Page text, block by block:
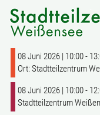
08 Juni 2026 | 10:00 -
Ort: Stadtteilzentrum
08 Juni 2026 | 10:00 -
Stadtteilzentrum